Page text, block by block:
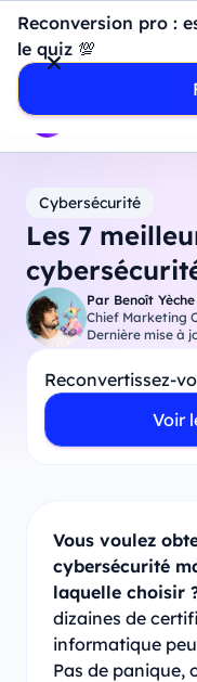
Reconversion pro :
le quiz 💯
Introduction à Power
dashboard de A à Z
-
Professionnels
Cybersécurité
Les 7
Par Benoît Yèche
Chief Marketing
Dernière mise à
Reconvertissez-
Voir
Vous voulez
cybersécurité
laquelle choisir
dizaines de
informatique
Pas de panique,